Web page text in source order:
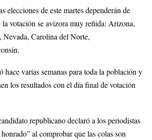
elecciones de este martes dependerán de
la votación se avizora muy reñida: Arizona,
Carolina del Norte,
hace varias semanas para toda la población y
los resultados con el día final de votación
republicano declaró a los periodistas
al comprobar que las colas son